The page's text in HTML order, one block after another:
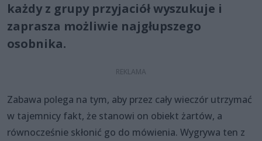
każdy z grupy przyjaciół wyszukuje i
zaprasza możliwie najgłupszego
osobnika.
Zabawa polega na tym, aby przez cały wieczór utrzymać
w tajemnicy fakt, że stanowi on obiekt żartów, a
równocześnie skłonić go do mówienia. Wygrywa ten z